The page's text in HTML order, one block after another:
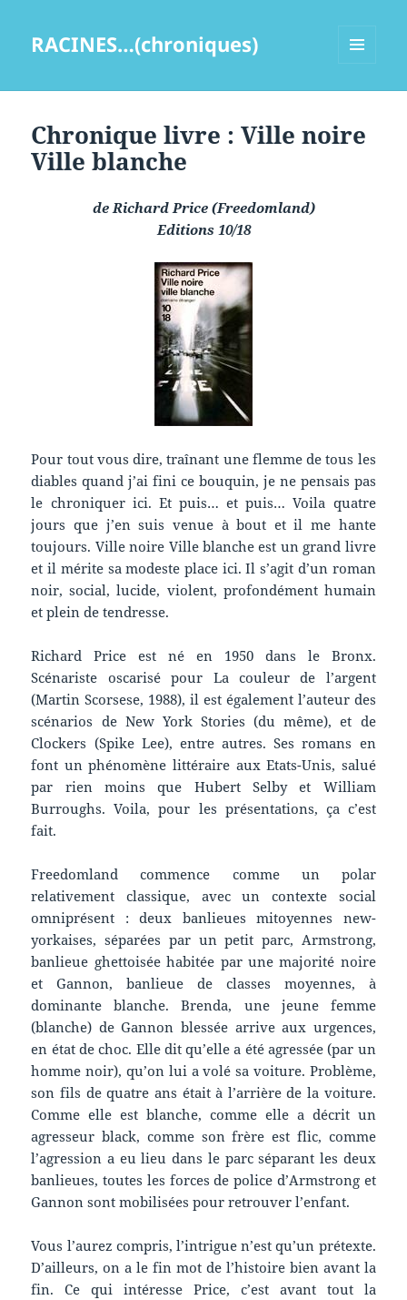
RACINES…(chroniques)
Chronique livre : Ville noire
Ville blanche
de Richard Price (Freedomland)
Editions 10/18
Pour tout vous dire, traînant une flemme de tous les
diables quand j’ai fini ce bouquin, je ne pensais pas
le chroniquer ici. Et puis… et puis… Voila quatre
jours que j’en suis venue à bout et il me hante
toujours. Ville noire Ville blanche est un grand livre
et il mérite sa modeste place ici. Il s’agit d’un roman
noir, social, lucide, violent, profondément humain
et plein de tendresse.
Richard Price est né en 1950 dans le Bronx.
Scénariste oscarisé pour La couleur de l’argent
(Martin Scorsese, 1988), il est également l’auteur des
scénarios de New York Stories (du même), et de
Clockers (Spike Lee), entre autres. Ses romans en
font un phénomène littéraire aux Etats-Unis, salué
par rien moins que Hubert Selby et William
Burroughs. Voila, pour les présentations, ça c’est
fait.
Freedomland commence comme un polar
relativement classique, avec un contexte social
omniprésent : deux banlieues mitoyennes new-
yorkaises, séparées par un petit parc, Armstrong,
banlieue ghettoisée habitée par une majorité noire
et Gannon, banlieue de classes moyennes, à
dominante blanche. Brenda, une jeune femme
(blanche) de Gannon blessée arrive aux urgences,
en état de choc. Elle dit qu’elle a été agressée (par un
homme noir), qu’on lui a volé sa voiture. Problème,
son fils de quatre ans était à l’arrière de la voiture.
Comme elle est blanche, comme elle a décrit un
agresseur black, comme son frère est flic, comme
l’agression a eu lieu dans le parc séparant les deux
banlieues, toutes les forces de police d’Armstrong et
Gannon sont mobilisées pour retrouver l’enfant.
Vous l’aurez compris, l’intrigue n’est qu’un prétexte.
D’ailleurs, on a le fin mot de l’histoire bien avant la
fin. Ce qui intéresse Price, c’est avant tout la